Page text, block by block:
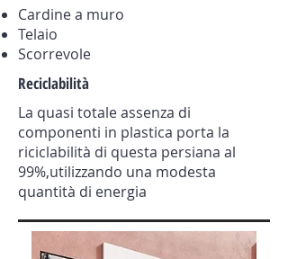
Cardine a muro
Telaio
Scorrevole
Reciclabilità
La quasi totale assenza di
componenti in plastica porta la
riciclabilità di questa persiana al
99%,utilizzando una modesta
quantità di energia​